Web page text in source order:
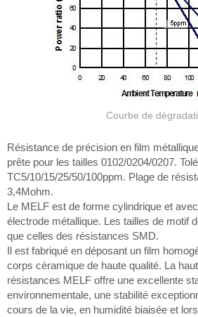
Courbe de
Résistance de précision en film
prête pour les tailles 0102/0204/0207.
TC5/10/15/25/50/100ppm. Plage de
3,4Mohm.
Le MELF est de forme cylindrique et
électrode métallique. Les tailles de motif
que celles des résistances SMD.
Il est fabriqué en déposant un film
corps céramique de haute qualité. La
résistances MELF offre une excellente
environnementale, une stabilité
cours de la vie, en humidité biaisée et